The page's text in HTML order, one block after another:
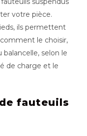
votre pièce.
ils permettent
le choisir,
selon le
de charge et le
fauteuils